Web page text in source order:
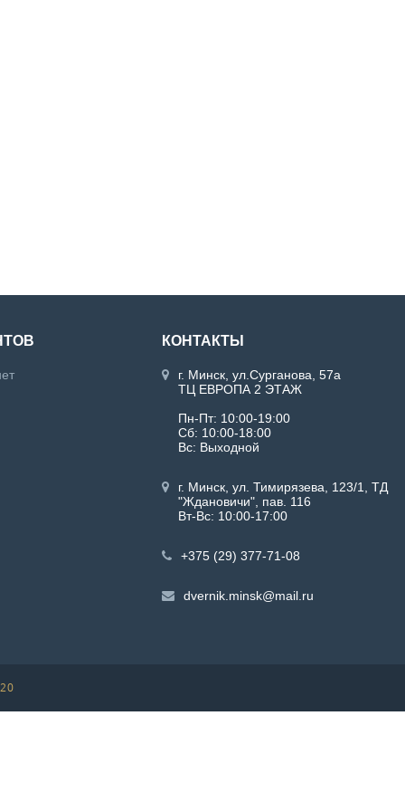
КОНТАКТЫ
г. Минск, ул.Сурганова, 57а
ТЦ ЕВРОПА 2 ЭТАЖ
Пн-Пт: 10:00-19:00
Сб: 10:00-18:00
Вс: Выходной
г. Минск, ул. Тимирязева, 123/1, ТД
"Ждановичи", пав. 116
Вт-Вс: 10:00-17:00
+375 (29) 377-71-08
dvernik.minsk@mail.ru